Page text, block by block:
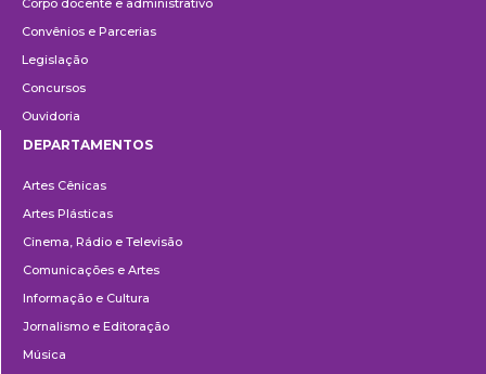
Corpo docente e administrativo
Convênios e Parcerias
Legislação
Concursos
Ouvidoria
DEPARTAMENTOS
Artes Cênicas
Artes Plásticas
Cinema, Rádio e Televisão
Comunicações e Artes
Informação e Cultura
Jornalismo e Editoração
Música